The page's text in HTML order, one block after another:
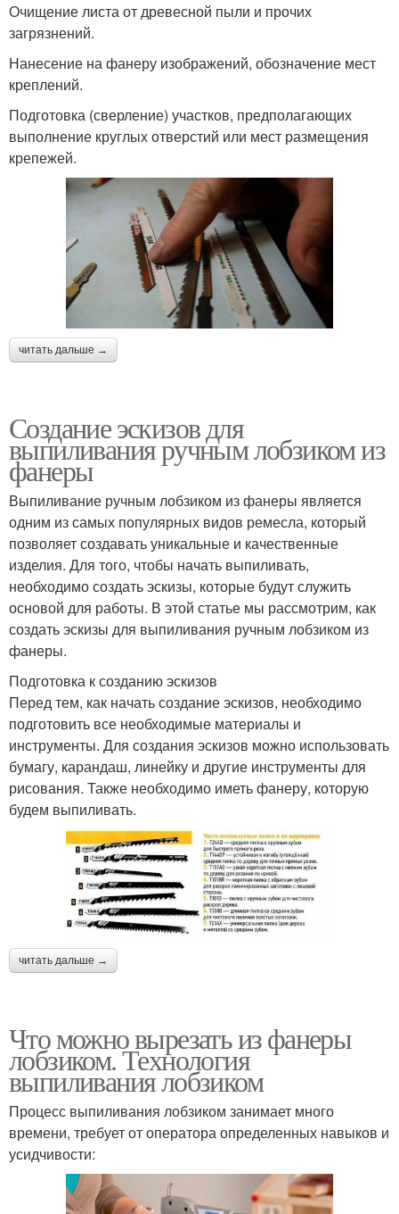
Очищение листа от древесной пыли и прочих
загрязнений.
Нанесение на фанеру изображений, обозначение мест
креплений.
Подготовка (сверление) участков, предполагающих
выполнение круглых отверстий или мест размещения
крепежей.
читать дальше →
Создание эскизов для
выпиливания ручным лобзиком из
фанеры
Выпиливание ручным лобзиком из фанеры является
одним из самых популярных видов ремесла, который
позволяет создавать уникальные и качественные
изделия. Для того, чтобы начать выпиливать,
необходимо создать эскизы, которые будут служить
основой для работы. В этой статье мы рассмотрим, как
создать эскизы для выпиливания ручным лобзиком из
фанеры.
Подготовка к созданию эскизов
Перед тем, как начать создание эскизов, необходимо
подготовить все необходимые материалы и
инструменты. Для создания эскизов можно использовать
бумагу, карандаш, линейку и другие инструменты для
рисования. Также необходимо иметь фанеру, которую
будем выпиливать.
читать дальше →
Что можно вырезать из фанеры
лобзиком. Технология
выпиливания лобзиком
Процесс выпиливания лобзиком занимает много
времени, требует от оператора определенных навыков и
усидчивости: